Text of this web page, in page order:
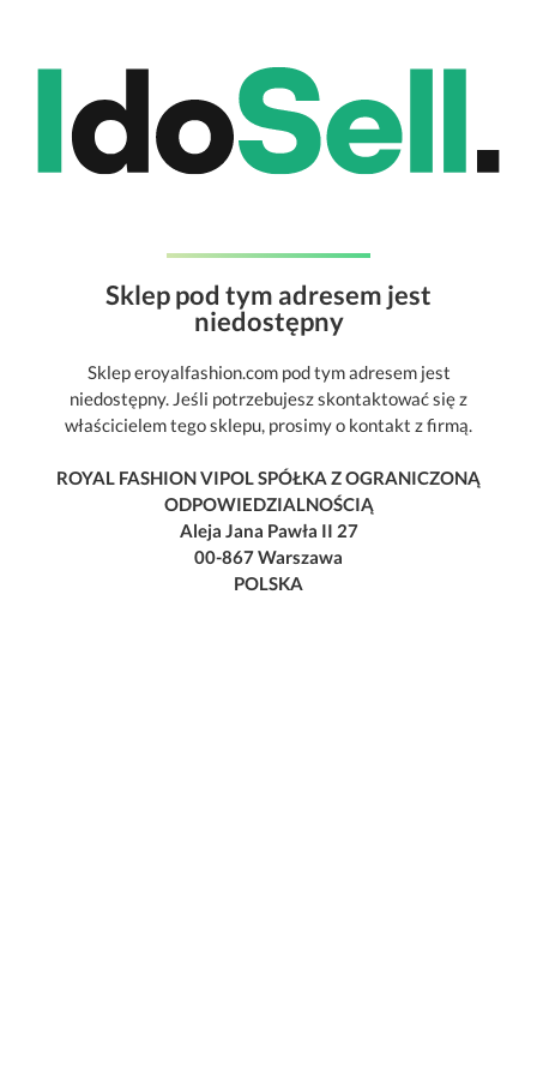
Sklep pod tym adresem jest
niedostępny
Sklep eroyalfashion.com pod tym adresem jest
niedostępny. Jeśli potrzebujesz skontaktować się z
właścicielem tego sklepu, prosimy o kontakt z firmą.
ROYAL FASHION VIPOL SPÓŁKA Z OGRANICZONĄ
ODPOWIEDZIALNOŚCIĄ
Aleja Jana Pawła II 27
00-867 Warszawa
POLSKA